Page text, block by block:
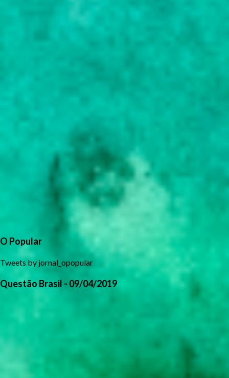
O Popular
Tweets by jornal_opopular
Questão Brasil - 09/04/2019